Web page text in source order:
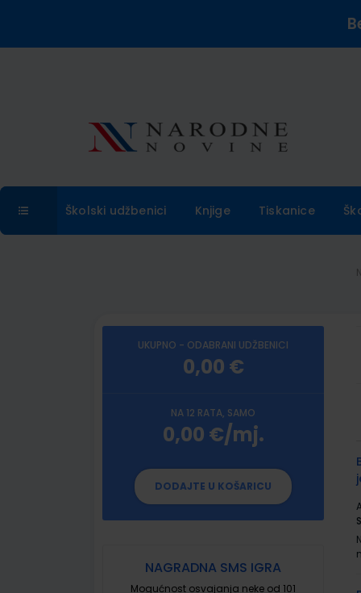
Školski udžbenici Knjige Tiskanice
UKUPNO - ODABRANI UDŽBENICI
0,00 €
NA 12 RATA, SAMO
0,00 €/mj.
DODAJTE U KOŠARICU
NAGRADNA SMS IGRA
Mogućnost osvajanja neke od 101